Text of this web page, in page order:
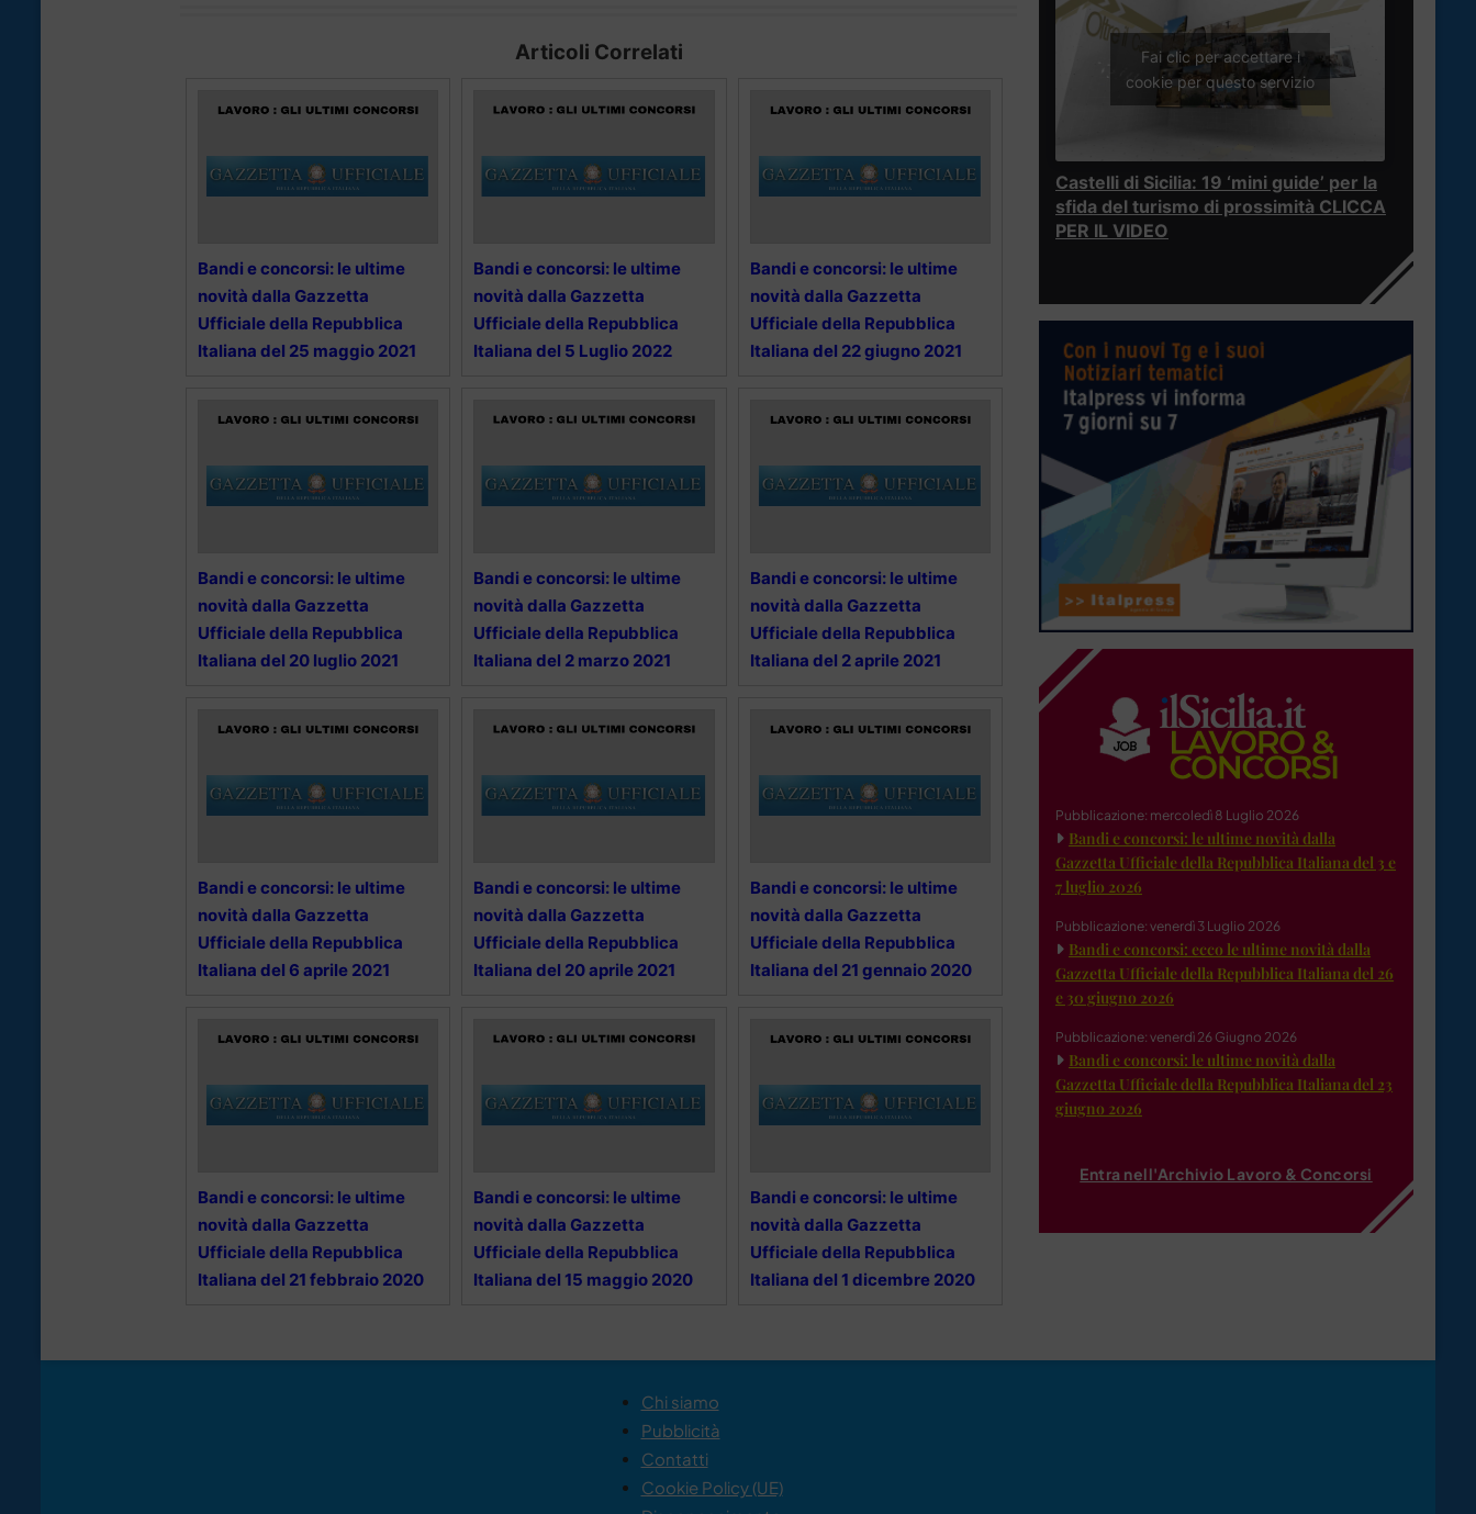
Articoli Correlati
Bandi e concorsi: le ultime
novità dalla Gazzetta
Ufficiale della Repubblica
Italiana del 25 maggio 2021
Bandi e concorsi: le ultime
novità dalla Gazzetta
Ufficiale della Repubblica
Italiana del 5 Luglio 2022
Bandi e concorsi: le ultime
novità dalla Gazzetta
Ufficiale della Repubblica
Italiana del 22 giugno 2021
Bandi e concorsi: le ultime
novità dalla Gazzetta
Ufficiale della Repubblica
Italiana del 20 luglio 2021
Bandi e concorsi: le ultime
novità dalla Gazzetta
Ufficiale della Repubblica
Italiana del 2 marzo 2021
Bandi e concorsi: le ultime
novità dalla Gazzetta
Ufficiale della Repubblica
Italiana del 2 aprile 2021
Bandi e concorsi: le ultime
novità dalla Gazzetta
Ufficiale della Repubblica
Italiana del 6 aprile 2021
Bandi e concorsi: le ultime
novità dalla Gazzetta
Ufficiale della Repubblica
Italiana del 20 aprile 2021
Bandi e concorsi: le ultime
novità dalla Gazzetta
Ufficiale della Repubblica
Italiana del 21 gennaio 2020
Bandi e concorsi: le ultime
novità dalla Gazzetta
Ufficiale della Repubblica
Italiana del 21 febbraio 2020
Bandi e concorsi: le ultime
novità dalla Gazzetta
Ufficiale della Repubblica
Italiana del 15 maggio 2020
Bandi e concorsi: le ultime
novità dalla Gazzetta
Ufficiale della Repubblica
Italiana del 1 dicembre 2020
Fai clic per accettare i
cookie per questo servizio
Castelli di Sicilia: 19 ‘mini guide’ per la
sfida del turismo di prossimità CLICCA
PER IL VIDEO
Pubblicazione: mercoledì 8 Luglio 2026
Bandi e concorsi: le ultime novità dalla
Gazzetta Ufficiale della Repubblica Italiana del 3 e
7 luglio 2026
Pubblicazione: venerdì 3 Luglio 2026
Bandi e concorsi: ecco le ultime novità dalla
Gazzetta Ufficiale della Repubblica Italiana del 26
e 30 giugno 2026
Pubblicazione: venerdì 26 Giugno 2026
Bandi e concorsi: le ultime novità dalla
Gazzetta Ufficiale della Repubblica Italiana del 23
giugno 2026
Entra nell'Archivio Lavoro & Concorsi
Chi siamo
Pubblicità
Contatti
Cookie Policy (UE)